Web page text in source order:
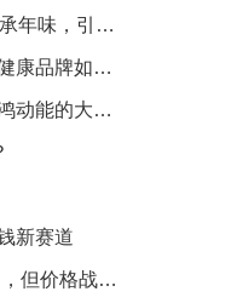
过年买嘉顿，红运长长99：传承年味，引领新春礼潮
当全民主动健康意识觉醒，大健康品牌如何与用户“深度同行”？
找人、触达、转化三道关：鲸鸿动能的大健康营销实战解法
新赛道
快消行业乱象：线下零售混战 ，但价格战没有赢家